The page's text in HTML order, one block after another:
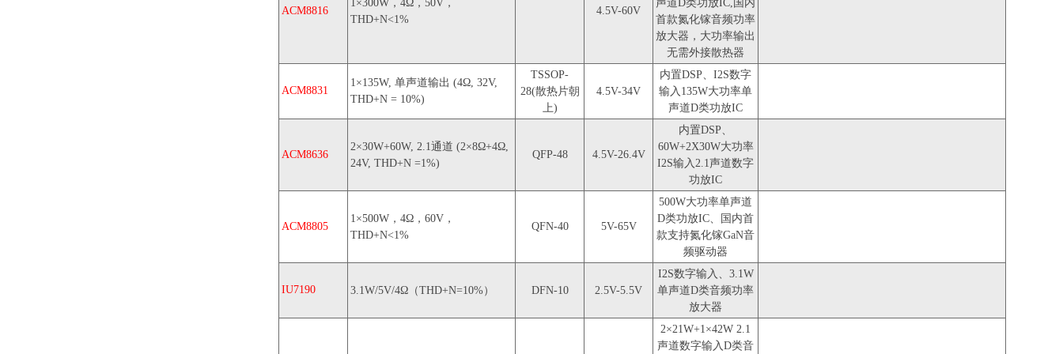
ACM8816
1×300W，4Ω，50V，
THD+N<1%
4.5V-60V
声道D类功放IC,国内
首款氮化镓音频功率
放大器，大功率输出
无需外接散热器
ACM8831
1×135W, 单声道输出 (4Ω, 32V,
THD+N = 10%)
TSSOP-
28(散热片朝
上)
4.5V-34V
内置DSP、I2S数字
输入135W大功率单
声道D类功放IC
ACM8636
2×30W+60W, 2.1通道 (2×8Ω+4Ω,
24V, THD+N =1%)
QFP-48 4.5V-26.4V
内置DSP、
60W+2X30W大功率
I2S输入2.1声道数字
功放IC
ACM8805
1×500W，4Ω，60V，
THD+N<1%
QFN-40 5V-65V
500W大功率单声道
D类功放IC、国内首
款支持氮化镓GaN音
频驱动器
IU7190 3.1W/5V/4Ω（THD+N=10%） DFN-10 2.5V-5.5V
I2S数字输入、3.1W
单声道D类音频功率
放大器
2×21W+1×42W 2.1
声道数字输入D类音